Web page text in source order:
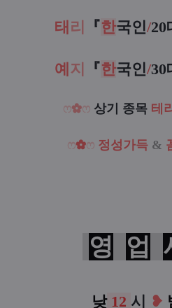
태 리 『한국인/20
예 지 『한국인/30
ෆ✿ෆ 상기 종목 테
ෆ✿ෆ 정성가득 &
영 업
낮 12 시 ❥